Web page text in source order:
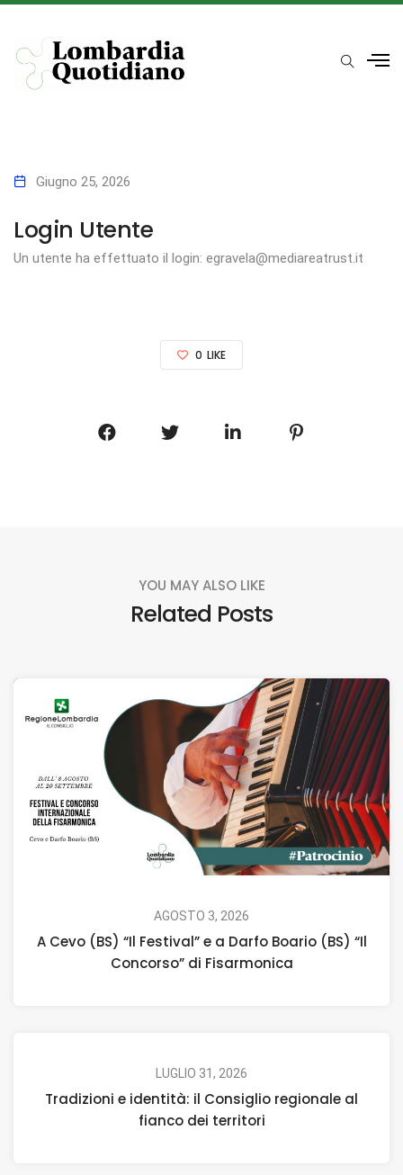
Giugno 25, 2026
Login Utente
Un utente ha effettuato il login: egravela@mediareatrust.it
0 LIKE
YOU MAY ALSO LIKE
Related Posts
AGOSTO 3, 2026
A Cevo (BS) “Il Festival” e a Darfo Boario (BS) “Il
Concorso” di Fisarmonica
LUGLIO 31, 2026
Tradizioni e identità: il Consiglio regionale al
fianco dei territori